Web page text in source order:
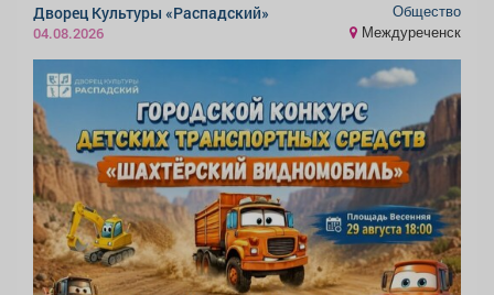
Дворец Культуры «Распадский»
04.08.2026
Общество
Междуреченск